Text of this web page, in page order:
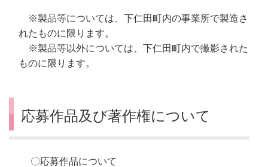
※製品等については、下仁田町内の事業所で製造さ
れたものに限ります。
※製品等以外については、下仁田町内で撮影された
ものに限ります。
応募作品及び著作権について
〇応募作品について